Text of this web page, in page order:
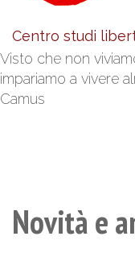
Centro studi
Visto che non
impariamo a vivere
Camus
Novità e